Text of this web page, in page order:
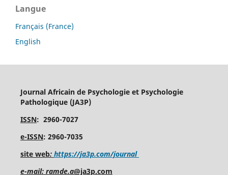
Langue
Français (France)
English
Journal Africain de Psychologie et Psychologie
Pathologique (JA3P)
ISSN: 2960-7027
e-ISSN: 2960-7035
site web: https://ja3p.com/journal
e-mail: ramde.a@ja3p.com